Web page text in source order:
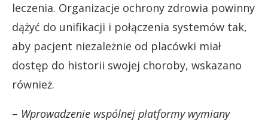
leczenia. Organizacje ochrony zdrowia powinny
dążyć do unifikacji i połączenia systemów tak,
aby pacjent niezależnie od placówki miał
dostęp do historii swojej choroby, wskazano
również.
– Wprowadzenie wspólnej platformy wymiany